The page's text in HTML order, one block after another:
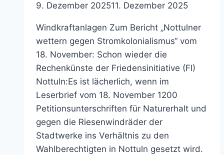
9. Dezember 202511. Dezember 2025
Windkraftanlagen Zum Bericht „Nottulner
wettern gegen Stromkolonialismus“ vom
18. November: Schon wieder die
Rechenkünste der Friedensinitiative (FI)
Nottuln:Es ist lächerlich, wenn im
Leserbrief vom 18. November 1200
Petitionsunterschriften für Naturerhalt und
gegen die Riesenwindräder der
Stadtwerke ins Verhältnis zu den
Wahlberechtigten in Nottuln gesetzt wird.